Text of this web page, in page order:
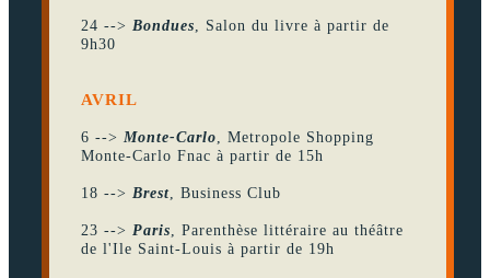
24 --> Bondues , Salon du livre à partir de
9h30
AVRIL
6 --> Monte-Carlo , Metropole Shopping
Monte-Carlo Fnac à partir de 15h
18 --> Brest , Business Club
23 --> Paris , Parenthèse littéraire au théâtre
de l'Ile Saint-Louis à partir de 19h